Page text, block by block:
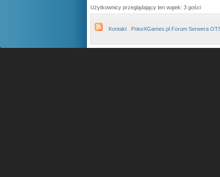
Użytkownicy przeglądający ten wątek: 3 gości
Kontakt PokeXGames.pl Forum Serwera